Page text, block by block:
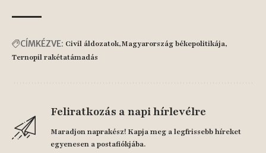
CÍMKÉZVE: Civil áldozatok Magyarország békepolitikája
Ternopil rakétatámadás
Feliratkozás a napi hírlevélre
Maradjon naprakész! Kapja meg a legfrissebb híreket
egyenesen a postafiókjába.